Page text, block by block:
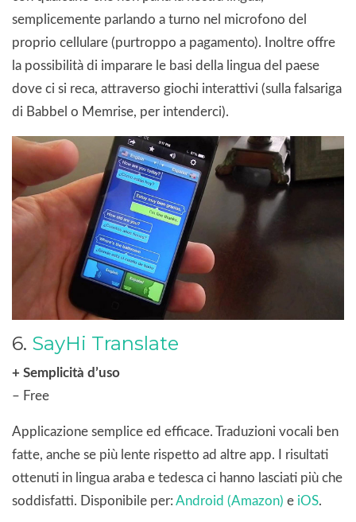
semplicemente parlando a turno nel microfono del
proprio cellulare (purtroppo a pagamento). Inoltre offre
la possibilità di imparare le basi della lingua del paese
dove ci si reca, attraverso giochi interattivi (sulla falsariga
di Babbel o Memrise, per intenderci).
6. SayHi Translate
+ Semplicità d’uso
– Free
Applicazione semplice ed efficace. Traduzioni vocali ben
fatte, anche se più lente rispetto ad altre app. I risultati
ottenuti in lingua araba e tedesca ci hanno lasciati più che
soddisfatti. Disponibile per: Android (Amazon) e iOS.